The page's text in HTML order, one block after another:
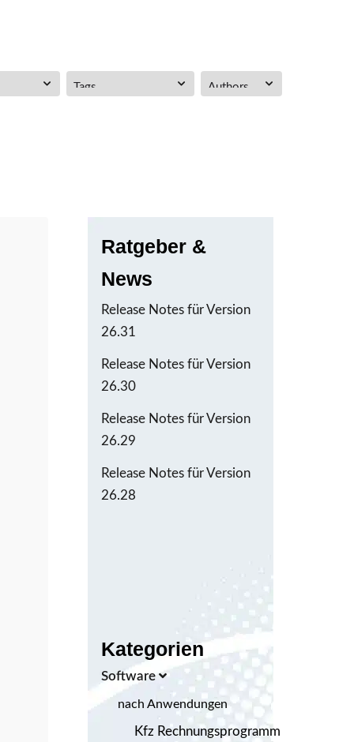
Ratgeber &
News
Release Notes für Version
26.31
Release Notes für Version
26.30
Release Notes für Version
26.29
Release Notes für Version
26.28
Kategorien
Software
nach Anwendungen
Kfz Rechnungsprogramm